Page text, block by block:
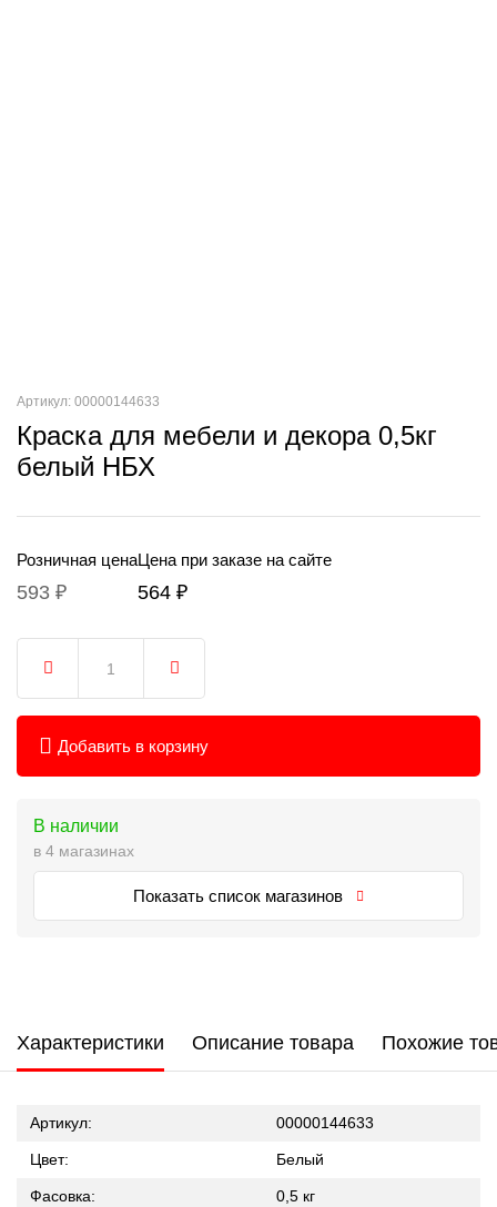
Артикул: 00000144633
Краска для мебели и декора 0,5кг
белый НБХ
Розничная цена
593 ₽
Цена при заказе на сайте
564 ₽
Добавить в корзину
В наличии
в 4 магазинах
Показать список магазинов
Характеристики Описание товара Похожие
Артикул: 00000144633
Цвет: Белый
Фасовка: 0,5 кг